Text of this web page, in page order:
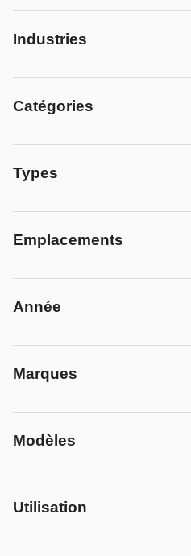
Industries
Catégories
Types
Emplacements
Année
Marques
Modèles
Utilisation